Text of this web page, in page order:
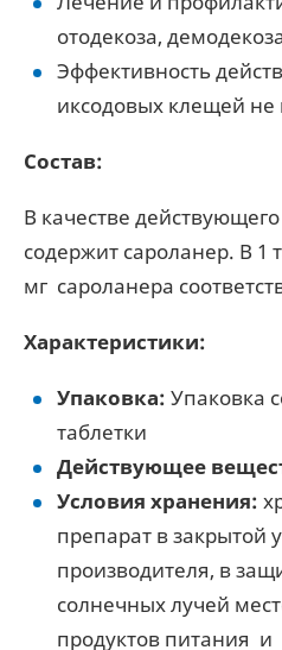
отодекоза,
Эффективность
иксодовых клещей не
Состав:
В качестве
содержит сароланер. В 1
мг сароланера
Характеристики:
Упаковка: Упаковка
таблетки
Действующее
Условия хранения:
препарат в закрытой
производителя, в
солнечных лучей
продуктов питания